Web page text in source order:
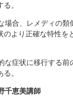
。
合、レメディの類
のより正確な特性を
症状に移行する前
。
千恵美講師